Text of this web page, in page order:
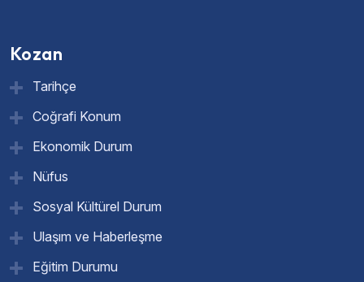
Kozan
Tarihçe
Coğrafi Konum
Ekonomik Durum
Nüfus
Sosyal Kültürel Durum
Ulaşım ve Haberleşme
Eğitim Durumu